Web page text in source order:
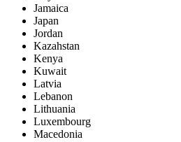
Jamaica
Japan
Jordan
Kazahstan
Kenya
Kuwait
Latvia
Lebanon
Lithuania
Luxembourg
Macedonia